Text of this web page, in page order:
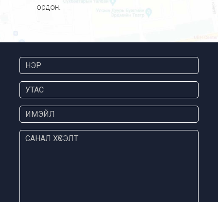
ордон.